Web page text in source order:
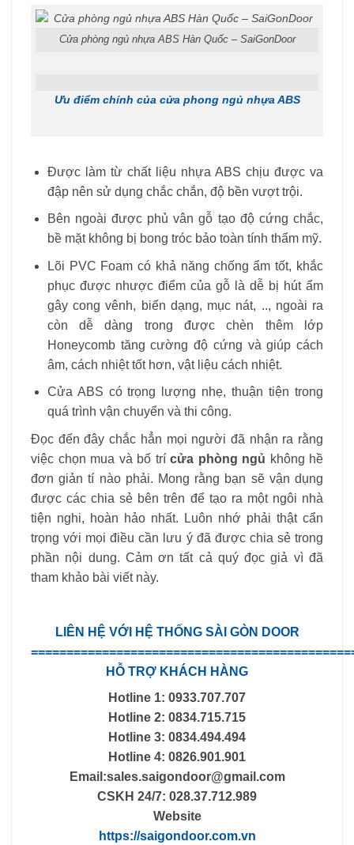
Cửa phòng ngủ nhựa ABS Hàn Quốc – SaiGonDoor
Ưu điểm chính của cửa phong ngủ nhựa ABS
Được làm từ chất liệu nhựa ABS chịu được va
đập nên sử dụng chắc chắn, độ bền vượt trội.
Bên ngoài được phủ vân gỗ tạo độ cứng chắc,
bề mặt không bị bong tróc bảo toàn tính thẩm mỹ.
Lõi PVC Foam có khả năng chống ẩm tốt, khắc
phục được nhược điểm của gỗ là dễ bị hút ẩm
gây cong vênh, biến dạng, mục nát, .., ngoài ra
còn dễ dàng trong được chèn thêm lớp
Honeycomb tăng cường độ cứng và giúp cách
âm, cách nhiệt tốt hơn, vật liệu cách nhiệt.
Cửa ABS có trọng lượng nhẹ, thuận tiện trong
quá trình vận chuyển và thi công.
Đọc đến đây chắc hẳn mọi người đã nhận ra rằng
việc chọn mua và bố trí cửa phòng ngủ không hề
đơn giản tí nào phải. Mong rằng bạn sẽ vận dụng
được các chia sẻ bên trên để tạo ra một ngôi nhà
tiện nghi, hoàn hảo nhất. Luôn nhớ phải thật cẩn
trọng với mọi điều cần lưu ý đã được chia sẻ trong
phần nội dung. Cảm ơn tất cả quý đọc giả vì đã
tham khảo bài viết này.
LIÊN HỆ VỚI HỆ THỐNG SÀI GÒN DOOR
HỖ TRỢ KHÁCH HÀNG
Hotline 1: 0933.707.707
Hotline 2: 0834.715.715
Hotline 3: 0834.494.494
Hotline 4: 0826.901.901
Email:sales.saigondoor@gmail.com
CSKH 24/7: 028.37.712.989
Website
https://saigondoor.com.vn